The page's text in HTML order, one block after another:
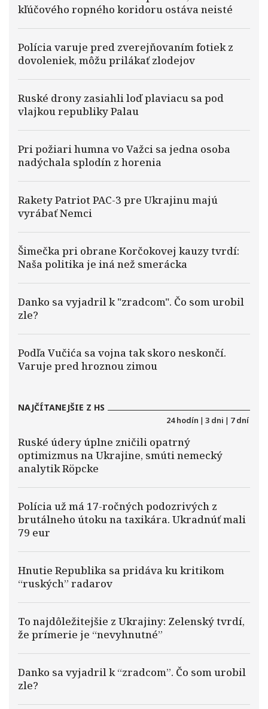
kľúčového ropného koridoru ostáva neisté
Polícia varuje pred zverejňovaním fotiek z
dovoleniek, môžu prilákať zlodejov
Ruské drony zasiahli loď plaviacu sa pod
vlajkou republiky Palau
Pri požiari humna vo Važci sa jedna osoba
nadýchala splodín z horenia
Rakety Patriot PAC-3 pre Ukrajinu majú
vyrábať Nemci
Šimečka pri obrane Korčokovej kauzy tvrdí:
Naša politika je iná než smerácka
Danko sa vyjadril k "zradcom". Čo som urobil
zle?
Podľa Vučića sa vojna tak skoro neskončí.
Varuje pred hroznou zimou
NAJČÍTANEJŠIE Z HS
24 hodín | 3 dni | 7 dní
Ruské údery úplne zničili opatrný
optimizmus na Ukrajine, smúti nemecký
analytik Röpcke
Polícia už má 17-ročných podozrivých z
brutálneho útoku na taxikára. Ukradnúť mali
79 eur
Hnutie Republika sa pridáva ku kritikom
“ruských” radarov
To najdôležitejšie z Ukrajiny: Zelenský tvrdí,
že prímerie je “nevyhnutné”
Danko sa vyjadril k “zradcom”. Čo som urobil
zle?